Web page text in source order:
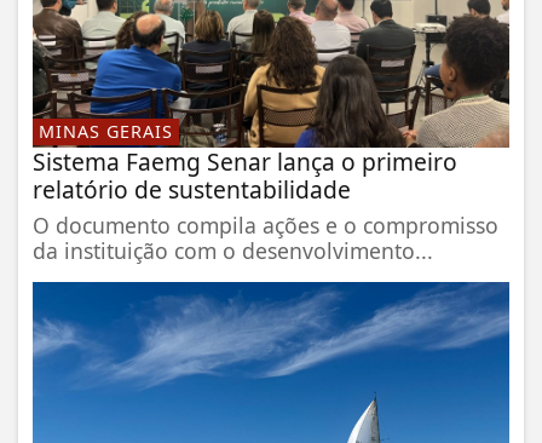
MINAS GERAIS
Sistema Faemg Senar lança o primeiro
relatório de sustentabilidade
O documento compila ações e o compromisso
da instituição com o desenvolvimento...